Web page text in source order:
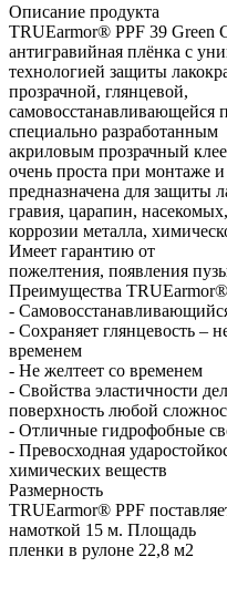
Описание продукта
TRUEarmor® PPF 39 Green
антигравийная плёнка с
технологией защиты
прозрачной, глянцевой,
самовосстанавливающейся
специально разработанным
акриловым прозрачный
очень проста при монтаже и
предназначена для защиты
гравия, царапин, насекомых,
коррозии металла,
Имеет гарантию от
пожелтения, появления
Преимущества
-
- Сохраняет глянцевость –
временем
- Не желтеет со временем
- Свойства эластичности
поверхность любой
- Отличные гидрофобные
- Превосходная
химических веществ
Размерность
TRUEarmor® PPF
намоткой 15 м. Площадь
пленки в рулоне 22,8 м2